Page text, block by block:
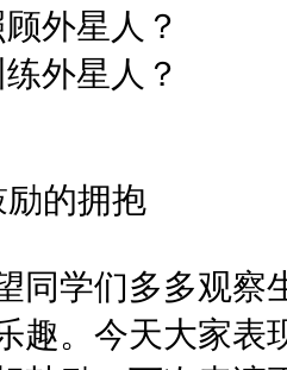
外星人？
外星人？
的拥抱
同学们多多观察
趣。今天大家